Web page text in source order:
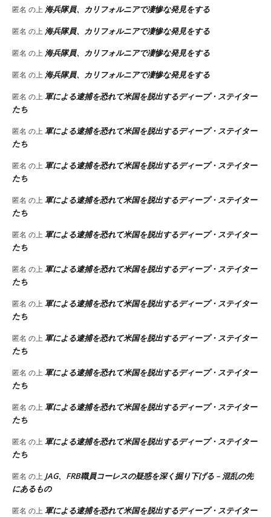
匿名 の上 海兵隊員、カリフォルニアで凄惨な発見をする
匿名 の上 海兵隊員、カリフォルニアで凄惨な発見をする
匿名 の上 海兵隊員、カリフォルニアで凄惨な発見をする
匿名 の上 海兵隊員、カリフォルニアで凄惨な発見をする
匿名 の上 軍による逮捕を恐れて米国を脱出するディープ・ステイター
たち
匿名 の上 軍による逮捕を恐れて米国を脱出するディープ・ステイター
たち
匿名 の上 軍による逮捕を恐れて米国を脱出するディープ・ステイター
たち
匿名 の上 軍による逮捕を恐れて米国を脱出するディープ・ステイター
たち
匿名 の上 軍による逮捕を恐れて米国を脱出するディープ・ステイター
たち
匿名 の上 軍による逮捕を恐れて米国を脱出するディープ・ステイター
たち
匿名 の上 軍による逮捕を恐れて米国を脱出するディープ・ステイター
たち
匿名 の上 軍による逮捕を恐れて米国を脱出するディープ・ステイター
たち
匿名 の上 軍による逮捕を恐れて米国を脱出するディープ・ステイター
たち
匿名 の上 軍による逮捕を恐れて米国を脱出するディープ・ステイター
たち
匿名 の上 軍による逮捕を恐れて米国を脱出するディープ・ステイター
たち
匿名 の上 JAG、FRB職員コーレスの疑惑を深く掘り下げる – 混乱の先
にあるもの
匿名 の上 軍による逮捕を恐れて米国を脱出するディープ・ステイター